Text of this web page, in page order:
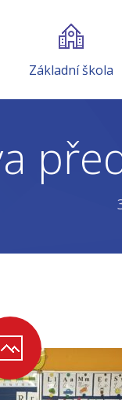
Základní škola